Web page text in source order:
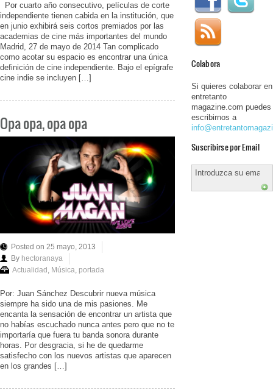
Por cuarto año consecutivo, películas de corte
independiente tienen cabida en la institución, que
en junio exhibirá seis cortos premiados por las
academias de cine más importantes del mundo
Madrid, 27 de mayo de 2014 Tan complicado
como acotar su espacio es encontrar una única
definición de cine independiente. Bajo el epígrafe
cine indie se incluyen […]
Opa opa, opa opa
Posted on 25 mayo, 2013
By hectoranaya
Actualidad , Música, portada
Por: Juan Sánchez Descubrir nueva música
siempre ha sido una de mis pasiones. Me
encanta la sensación de encontrar un artista que
no habías escuchado nunca antes pero que no te
importaría que fuera tu banda sonora durante
horas. Por desgracia, si he de quedarme
satisfecho con los nuevos artistas que aparecen
en los grandes […]
Colabora
Si quieres colaborar en
entretanto
magazine.com puedes
escribirnos a
Suscribirse por Email